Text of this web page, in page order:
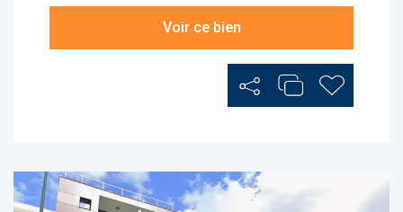
Voir ce bien
PartagerAjouter au
Ajouter